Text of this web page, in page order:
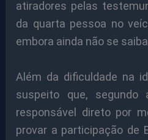
atiradores pelas
da quarta pessoa no
embora ainda não se
Além da dificuldade na
suspeito que, segundo
responsável direto por
provar a participação de